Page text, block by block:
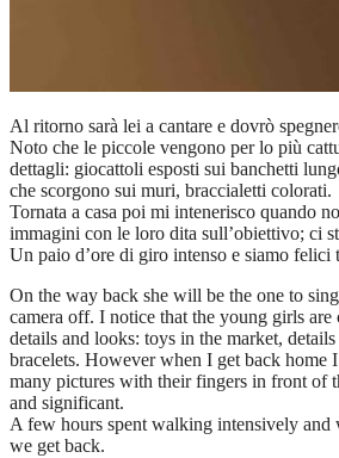
Al ritorno sarà lei a cantare e dovrò
Noto che le piccole vengono per lo più
dettagli: giocattoli esposti sui banchetti
che scorgono sui muri, braccialetti colorati.
Tornata a casa poi mi intenerisco quando
immagini con le loro dita sull’obiettivo; ci
Un paio d’ore di giro intenso e siamo felici
On the way back she will be the one to
camera off. I notice that the young girls are
details and looks: toys in the market,
bracelets. However when I get back home
many pictures with their fingers in front of
and significant.
A few hours spent walking intensively and
we get back.